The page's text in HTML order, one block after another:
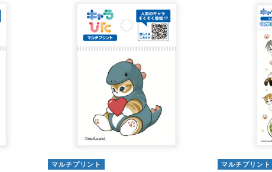
マルチプリント マルチプリント